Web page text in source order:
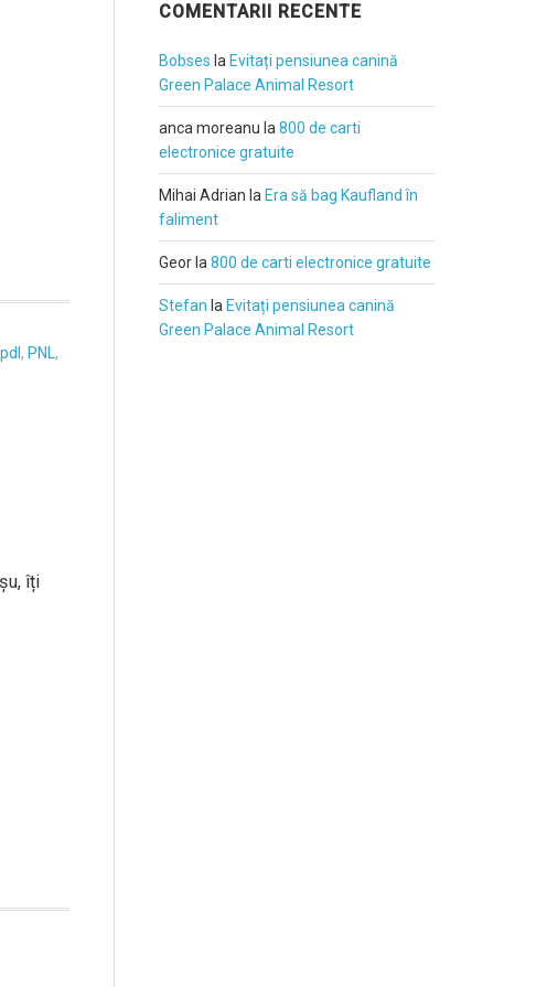
pdl , PNL,
îți
COMENTARII RECENTE
Bobses la Evitați pensiunea canină
Green Palace Animal Resort
anca moreanu la 800 de carti
electronice gratuite
Mihai Adrian la Era să bag Kaufland în
faliment
Geor la 800 de carti electronice gratuite
Stefan la Evitați pensiunea canină
Green Palace Animal Resort